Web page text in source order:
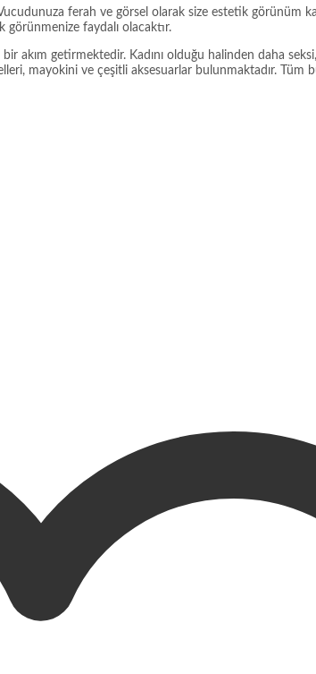
ferah ve görsel olarak size estetik görünüm
görünmenize faydalı olacaktır.
bir akım getirmektedir. Kadını olduğu halinden daha
mayokini ve çeşitli aksesuarlar bulunmaktadır. Tüm